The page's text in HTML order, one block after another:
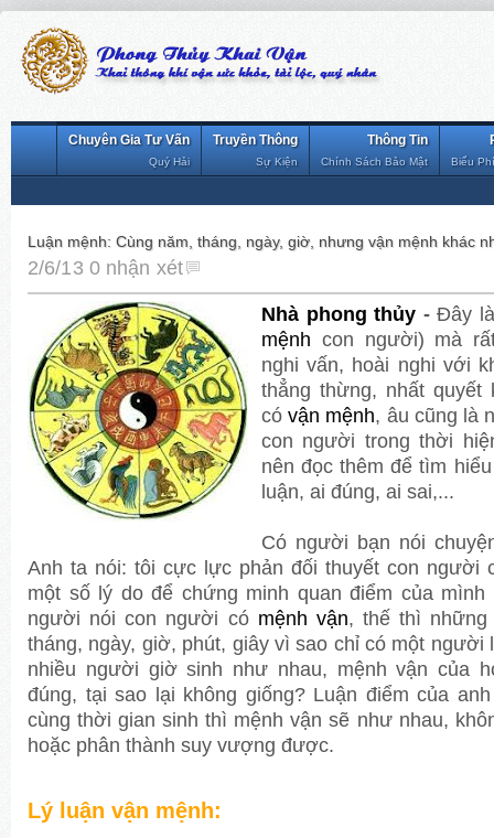
Biểu
Thông Tin
Chính Sách Bảo Mật
Truyền Thông
Sự Kiện
Chuyên Gia Tư Vấn
Quý Hải
Luận mệnh: Cùng năm, tháng, ngày, giờ, nhưng vận mệnh khác
2/6/13 0 nhận xét
Nhà phong thủy -Đây là
mệnh con người) mà
nghi vấn, hoài nghi với
thẳng thừng, nhất
cóvận mệnh, âu cũng là
con người trong thời
nên đọc thêm để tìm
luận, ai đúng, ai sai,...
Có người bạn nói
Anh ta nói: tôi cực lực phản đối thuyết con người
một số lý do để chứng minh quan điểm của
người nói con người có mệnh vận, thế thì
tháng, ngày, giờ, phút, giây vì sao chỉ có một người
nhiều người giờ sinh như nhau, mệnh vận của
đúng, tại sao lại không giống? Luận điểm của
cùng thời gian sinh thì mệnh vận sẽ như nhau,
hoặc phân thành suy vượng được.
Lý luận vận mệnh: